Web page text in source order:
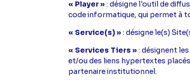
« Player »: désigne l'outil de
code informatique, qui permet à
« Service(s) »: désigne le(s)
« Services Tiers »: désignent
et/ou des liens hypertextes
partenaire institutionnel.